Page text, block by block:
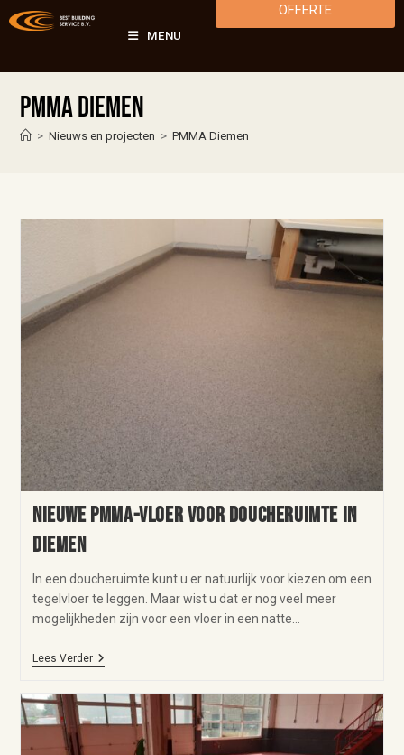
MENU
OFFERTE
PMMA Diemen
> Nieuws en projecten > PMMA Diemen
Nieuwe PMMA-vloer voor doucheruimte in
Diemen
In een doucheruimte kunt u er natuurlijk voor kiezen om een
tegelvloer te leggen. Maar wist u dat er nog veel meer
mogelijkheden zijn voor een vloer in een natte…
Lees Verder